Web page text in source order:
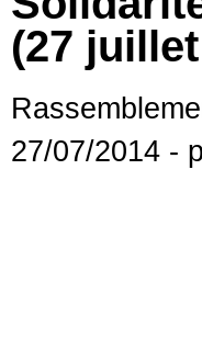
(27
27/07/2014 -